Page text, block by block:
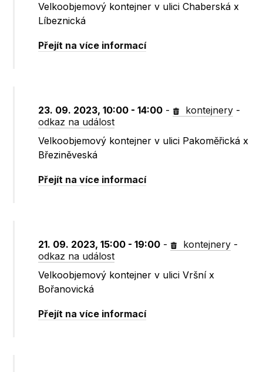
Velkoobjemový kontejner v ulici Chaberská x
Líbeznická
Přejít na více informací
23. 09. 2023, 10:00 - 14:00 - kontejnery -
odkaz na událost
Velkoobjemový kontejner v ulici Pakoměřická x
Březiněveská
Přejít na více informací
21. 09. 2023, 15:00 - 19:00 - kontejnery -
odkaz na událost
Velkoobjemový kontejner v ulici Vršní x
Bořanovická
Přejít na více informací